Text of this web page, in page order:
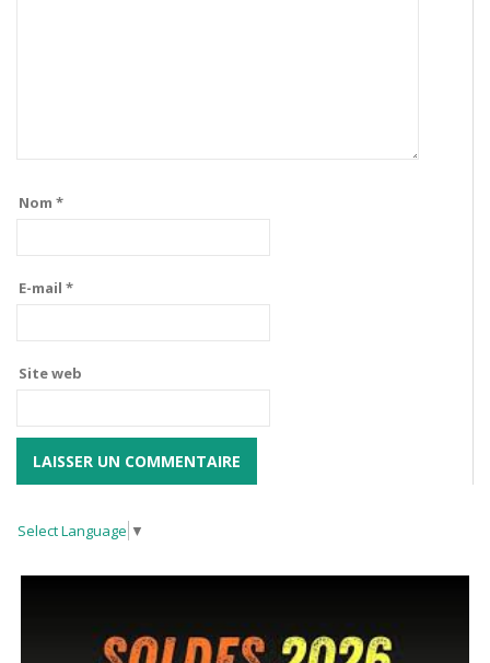
Nom *
E-mail *
Site web
Select Language ▼